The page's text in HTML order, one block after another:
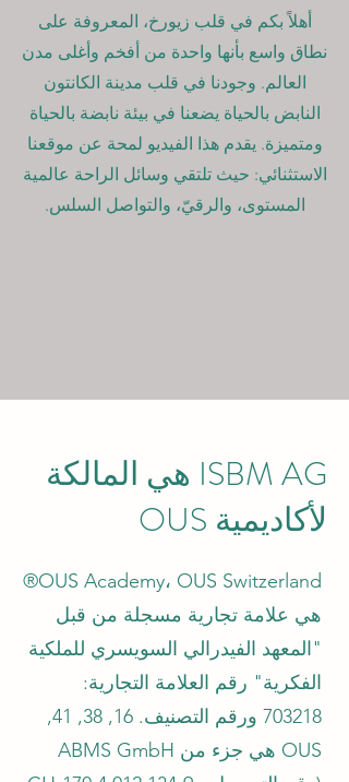
أهلاً بكم في قلب زيورخ، المعروفة على
نطاق واسع بأنها واحدة من أفخم وأغلى مدن
العالم. وجودنا في قلب مدينة الكانتون
النابض بالحياة يضعنا في بيئة نابضة بالحياة
ومتميزة. يقدم هذا الفيديو لمحة عن موقعنا
الاستثنائي: حيث تلتقي وسائل الراحة عالمية
المستوى، والرقيّ، والتواصل السلس.
ISBM AG هي المالكة
لأكاديمية OUS
OUS Academy، OUS Switzerland®
هي علامة تجارية مسجلة من قبل
"المعهد الفيدرالي السويسري للملكية
الفكرية" رقم العلامة التجارية:
703218 ورقم التصنيف. 16, 38, 41,
OUS هي جزء من ABMS GmbH